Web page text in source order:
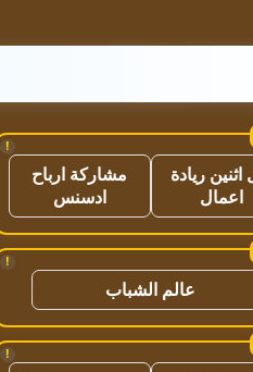
!
اثنين ريادة
اعمال
مشاركة ارباح
ادسنس
!
عالم الشباب
!